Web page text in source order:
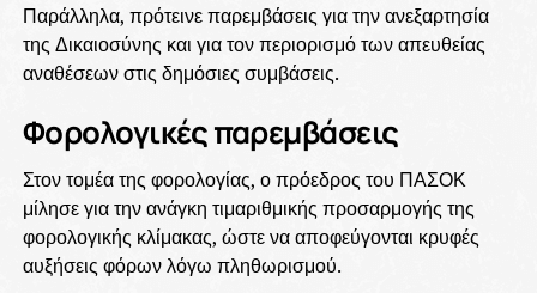
Παράλληλα, πρότεινε παρεμβάσεις για την ανεξαρτησία
της Δικαιοσύνης και για τον περιορισμό των απευθείας
αναθέσεων στις δημόσιες συμβάσεις.
Φορολογικές παρεμβάσεις
Στον τομέα της φορολογίας, ο πρόεδρος του ΠΑΣΟΚ
μίλησε για την ανάγκη τιμαριθμικής προσαρμογής της
φορολογικής κλίμακας, ώστε να αποφεύγονται κρυφές
αυξήσεις φόρων λόγω πληθωρισμού.